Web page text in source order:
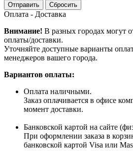
Сбросить
Оплата - Доставка
Внимание! В разных городах могут
оплаты/доставки.
Уточняйте доступные варианты
менеджеров вашего города.
Вариантов оплаты:
Оплата наличными.
Заказ оплачивается в офисе
момент доставки.
Банковской картой на сайте
При оформлении заказа в
банковской картой Visa или